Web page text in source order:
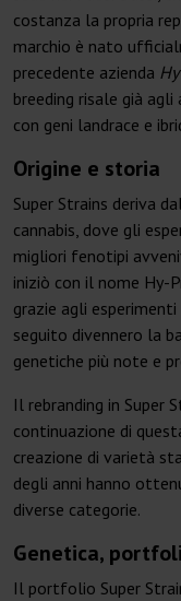
costanza la propria
marchio è nato
precedente azienda
breeding risale già agli
con geni landrace e
Origine e storia
Super Strains deriva
cannabis, dove gli
migliori fenotipi
iniziò con il nome Hy-
grazie agli
seguito divennero la
genetiche più note e
Il rebranding in Super
continuazione di
creazione di varietà
degli anni hanno
diverse categorie.
Genetica,
Il portfolio Super